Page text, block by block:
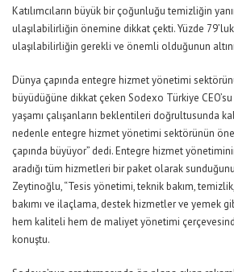
Katılımcıların büyük bir çoğunluğu temizliğin
ulaşılabilirliğin önemine dikkat çekti. Yüzde
ulaşılabilirliğin gerekli ve önemli olduğunun
Dünya çapında entegre hizmet yönetimi
büyüdüğüne dikkat çeken Sodexo Türkiye
yaşamı çalışanların beklentileri doğrultusunda
nedenle entegre hizmet yönetimi sektörünün
çapında büyüyor” dedi. Entegre hizmet
aradığı tüm hizmetleri bir paket olarak
Zeytinoğlu, “Tesis yönetimi, teknik bakım,
bakımı ve ilaçlama, destek hizmetler ve yemek
hem kaliteli hem de maliyet yönetimi
konuştu.